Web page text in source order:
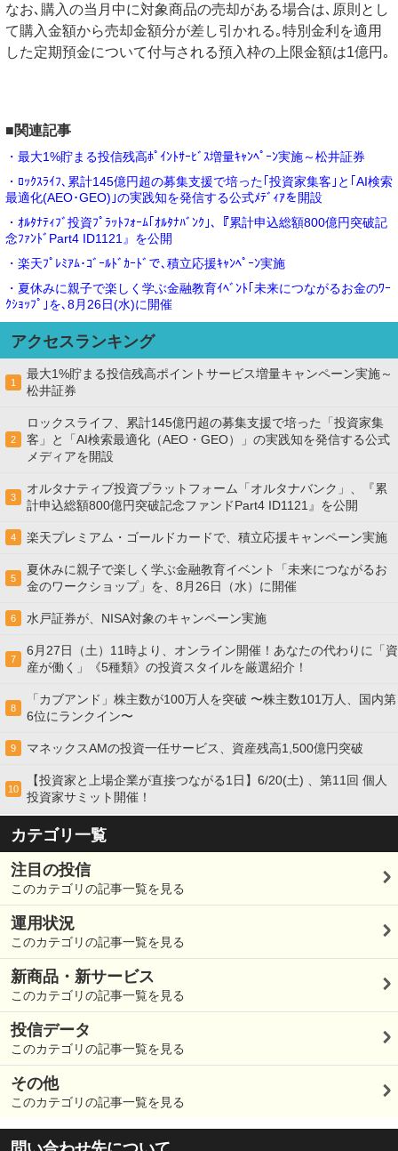
なお､購入の当月中に対象商品の売却がある場合は､原則とし
て購入金額から売却金額分が差し引かれる｡特別金利を適用
した定期預金について付与される預入枠の上限金額は1億円｡
■関連記事
・最大1%貯まる投信残高ﾎﾟｲﾝﾄｻｰﾋﾞｽ増量ｷｬﾝﾍﾟｰﾝ実施～松井証券
・ﾛｯｸｽﾗｲﾌ､累計145億円超の募集支援で培った｢投資家集客｣と｢AI検索
最適化(AEO･GEO)｣の実践知を発信する公式ﾒﾃﾞｨｱを開設
・ｵﾙﾀﾅﾃｨﾌﾞ投資ﾌﾟﾗｯﾄﾌｫｰﾑ｢ｵﾙﾀﾅﾊﾞﾝｸ｣､『累計申込総額800億円突破記
念ﾌｧﾝﾄﾞPart4 ID1121』を公開
・楽天ﾌﾟﾚﾐｱﾑ･ｺﾞｰﾙﾄﾞｶｰﾄﾞで､積立応援ｷｬﾝﾍﾟｰﾝ実施
・夏休みに親子で楽しく学ぶ金融教育ｲﾍﾞﾝﾄ｢未来につながるお金のﾜｰ
ｸｼｮｯﾌﾟ｣を､8月26日(水)に開催
アクセスランキング
1
最大1%貯まる投信残高ポイントサービス増量キャンペーン実施～
松井証券
2
ロックスライフ、累計145億円超の募集支援で培った「投資家集
客」と「AI検索最適化（AEO・GEO）」の実践知を発信する公式
メディアを開設
3
オルタナティブ投資プラットフォーム「オルタナバンク」、『累
計申込総額800億円突破記念ファンドPart4 ID1121』を公開
4 楽天プレミアム・ゴールドカードで、積立応援キャンペーン実施
5
夏休みに親子で楽しく学ぶ金融教育イベント「未来につながるお
金のワークショップ」を、8月26日（水）に開催
6 水戸証券が、NISA対象のキャンペーン実施
7
6月27日（土）11時より、オンライン開催！あなたの代わりに「資
産が働く」《5種類》の投資スタイルを厳選紹介！
8
「カブアンド」株主数が100万人を突破 〜株主数101万人、国内第
6位にランクイン〜
9 マネックスAMの投資一任サービス、資産残高1,500億円突破
10
【投資家と上場企業が直接つながる1日】6/20(土) 、第11回 個人
投資家サミット開催！
カテゴリ一覧
注目の投信
このカテゴリの記事一覧を見る
運用状況
このカテゴリの記事一覧を見る
新商品・新サービス
このカテゴリの記事一覧を見る
投信データ
このカテゴリの記事一覧を見る
その他
このカテゴリの記事一覧を見る